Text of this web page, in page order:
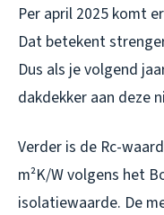
Per april 2025 komt
Dat betekent
Dus als je volgend
dakdekker aan deze
Verder is de Rc-
m²K/W volgens het
isolatiewaarde. De